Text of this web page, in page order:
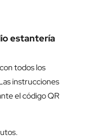
estantería
todos los
instrucciones
el código QR